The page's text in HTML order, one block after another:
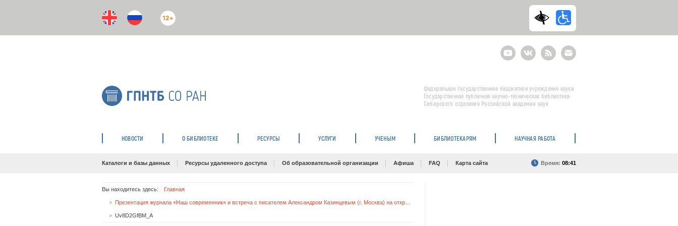
12+
YoutubeВКонтактеRSS
E-
mail
подписка
Федеральное государственное бюджетное учреждение науки
Государственная публичная научно-техническая библиотека
Сибирского отделения Российской академии наук
НОВОСТИ О БИБЛИОТЕКЕ РЕСУРСЫ УСЛУГИ УЧЕНЫМ БИБЛИОТЕКАРЯМ НАУЧНАЯ РАБОТА
Каталоги и базы данных Ресурсы удаленного доступа Об образовательной организации Афиша FAQ Карта сайта Время: 08:41
Вы находитесь здесь: Главная
Uv8D2GfBM_A